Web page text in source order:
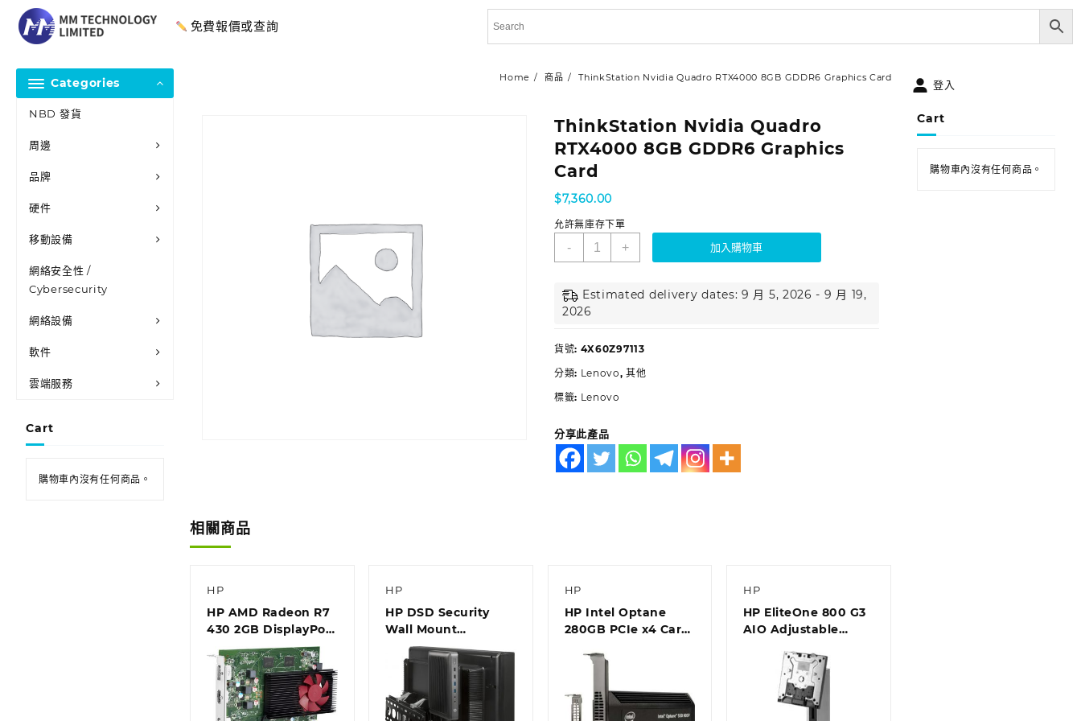
免費報價或查詢
Categories
NBD 發貨
周邊
品牌
硬件
移動設備
網絡安全性 /
Cybersecurity
網絡設備
軟件
雲端服務
Cart
購物車內沒有任何商品。
Home 商品 ThinkStation Nvidia Quadro RTX4000 8GB GDDR6 Graphics Card
ThinkStation Nvidia Quadro
RTX4000 8GB GDDR6 Graphics
Card
$7,360.00
允許無庫存下單
- + 加入購物車
Estimated delivery dates: 9 月 5, 2026 - 9 月 19,
2026
貨號: 4X60Z97113
分類: Lenovo,其他
標籤: Lenovo
分享此產品
相關商品
HP
HP AMD Radeon R7
430 2GB DisplayPort
VGA Card
(5JW82AA)
HP
HP DSD Security
Wall Mount
(Z2J20AA)
HP
HP Intel Optane
280GB PCIe x4 Card
(4RV33AA)
HP
HP EliteOne 800 G3
AIO Adjustable
Z9H66AA
登入
Cart
購物車內沒有任何商品。